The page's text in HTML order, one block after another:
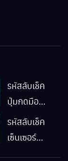
รหัสลับเช็ค
ปุ่มกดมือถือ
Android
ทำงานปกติ
รหัสลับเช็ค
เซ็นเซอร์